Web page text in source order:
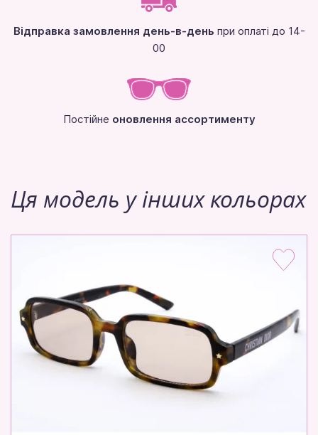
Відправка замовлення день-в-день при оплаті до 14-
00
Постійне оновлення ассортименту
Ця модель у інших кольорах